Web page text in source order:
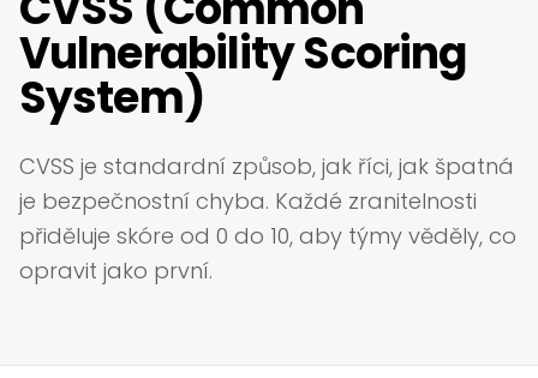
Vulnerability Scoring
System)
CVSS je standardní způsob, jak říci, jak špatná
je bezpečnostní chyba. Každé zranitelnosti
přiděluje skóre od 0 do 10, aby týmy věděly, co
opravit jako první.